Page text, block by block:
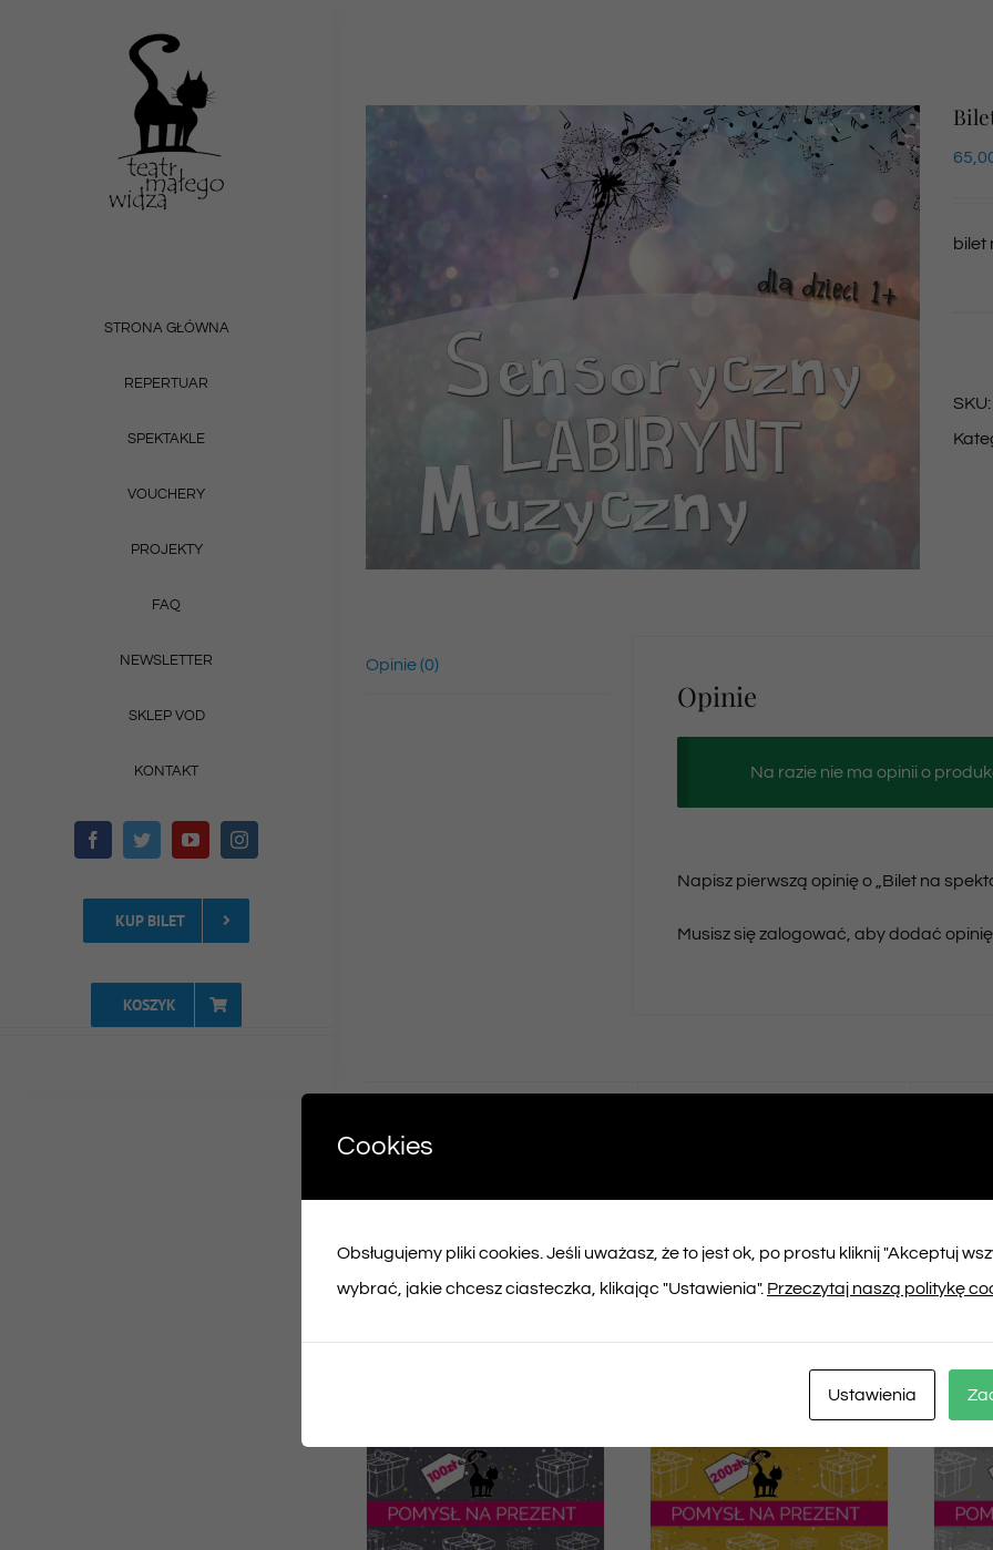
STRONA GŁÓWNA
REPERTUAR
SPEKTAKLE
VOUCHERY
PROJEKTY
FAQ
NEWSLETTER
SKLEP VOD
KONTAKT
KUP BILET
KOSZYK
bilet
SKU:
Opinie (0)
Opinie
Na razie nie ma opinii o
Napisz pierwszą opinię o „Bilet na
Musisz sięzalogować , aby dodać opinię.
Podobne produkty
Cookies
Obsługujemy pliki cookies. Jeśli uważasz, że to jest ok, po prostu kliknij "Akceptuj
wybrać, jakie chcesz ciasteczka, klikając "Ustawienia". Przeczytaj naszą politykę
Ustawienia